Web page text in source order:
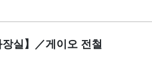
실】／게이오 전철